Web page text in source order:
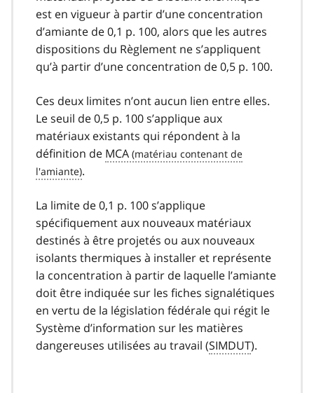
est en vigueur à partir d’une concentration
d’amiante de 0,1 p. 100, alors que les autres
dispositions du Règlement ne s’appliquent
qu’à partir d’une concentration de 0,5 p. 100.
Ces deux limites n’ont aucun lien entre elles.
Le seuil de 0,5 p. 100 s’applique aux
matériaux existants qui répondent à la
définition de MCA
.
La limite de 0,1 p. 100 s’applique
spécifiquement aux nouveaux matériaux
destinés à être projetés ou aux nouveaux
isolants thermiques à installer et représente
la concentration à partir de laquelle l’amiante
doit être indiquée sur les fiches signalétiques
en vertu de la législation fédérale qui régit le
Système d’information sur les matières
dangereuses utilisées au travail (SIMDUT).